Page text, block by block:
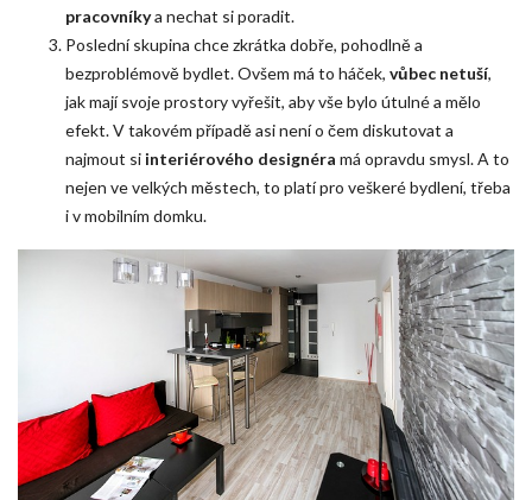
pracovníkya nechat si poradit.
Poslední skupina chce zkrátka dobře, pohodlně a
bezproblémově bydlet. Ovšem má to háček, vůbec netuší,
jak mají svoje prostory vyřešit, aby vše bylo útulné a mělo
efekt. V takovém případě asi není o čem diskutovat a
najmout si interiérového designéra má opravdu smysl. A to
nejen ve velkých městech, to platí pro veškeré bydlení, třeba
i v mobilním domku.